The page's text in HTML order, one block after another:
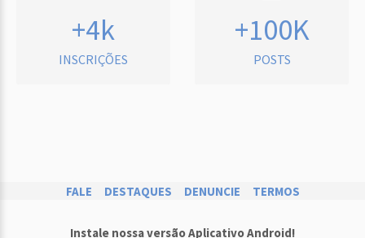
+4k
INSCRIÇÕES
+100K
POSTS
FALE DESTAQUES DENUNCIE TERMOS
Instale nossa versão Aplicativo Android!